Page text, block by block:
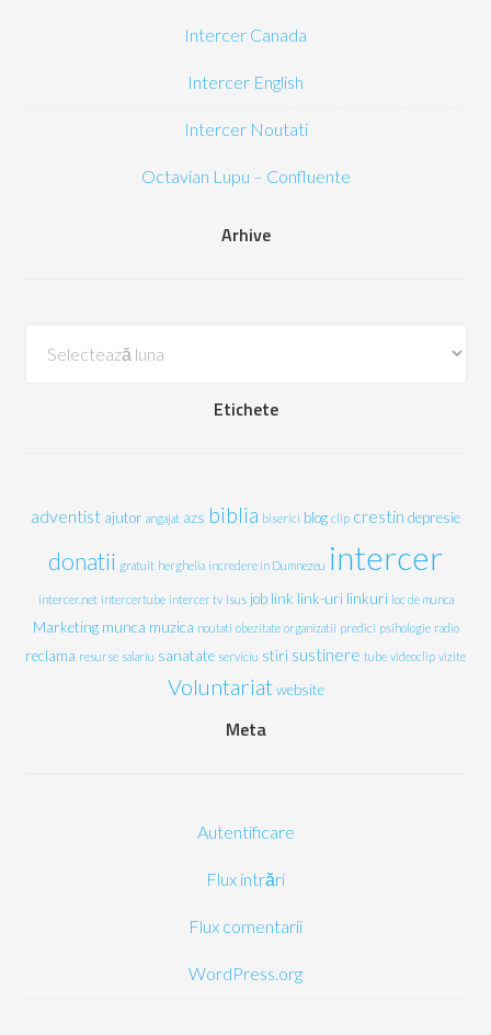
Intercer Canada
Intercer English
Intercer Noutati
Octavian Lupu – Confluente
Arhive
Etichete
adventist ajutor angajat azs biblia biserici blog clip crestin depresie
donatii gratuit herghelia incredere in Dumnezeu intercer
intercer.net intercertube intercer tv Isus job link link-uri linkuri loc de munca
Marketing munca muzica noutati obezitate organizatii predici psihologie radio
reclama resurse salariu sanatate serviciu stiri sustinere tube videoclip vizite
Voluntariat website
Meta
Autentificare
Flux intrări
Flux comentarii
WordPress.org